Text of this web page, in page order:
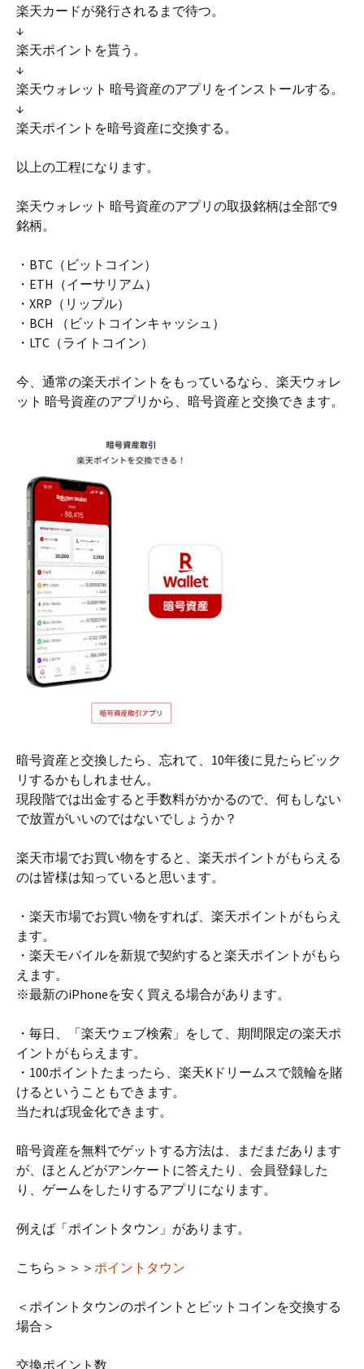
楽天カードが発行されるまで待つ。
↓
楽天ポイントを貰う。
↓
楽天ウォレット 暗号資産のアプリをインストールする。
↓
楽天ポイントを暗号資産に交換する。
以上の工程になります。
楽天ウォレット 暗号資産のアプリの取扱銘柄は全部で9
銘柄。
・BTC（ビットコイン）
・ETH（イーサリアム）
・XRP（リップル）
・BCH （ビットコインキャッシュ）
・LTC（ライトコイン）
今、通常の楽天ポイントをもっているなら、楽天ウォレ
ット 暗号資産のアプリから、暗号資産と交換できます。
暗号資産と交換したら、忘れて、10年後に見たらビック
リするかもしれません。
現段階では出金すると手数料がかかるので、何もしない
で放置がいいのではないでしょうか？
楽天市場でお買い物をすると、楽天ポイントがもらえる
のは皆様は知っていると思います。
・楽天市場でお買い物をすれば、楽天ポイントがもらえ
ます。
・楽天モバイルを新規で契約すると楽天ポイントがもら
えます。
※最新のiPhoneを安く買える場合があります。
・毎日、「楽天ウェブ検索」をして、期間限定の楽天ポ
イントがもらえます。
・100ポイントたまったら、楽天Kドリームスで競輪を賭
けるということもできます。
当たれば現金化できます。
暗号資産を無料でゲットする方法は、まだまだあります
が、ほとんどがアンケートに答えたり、会員登録した
り、ゲームをしたりするアプリになります。
例えば「ポイントタウン」があります。
こちら＞＞＞ ポイントタウン
＜ポイントタウンのポイントとビットコインを交換する
場合＞
交換ポイント数